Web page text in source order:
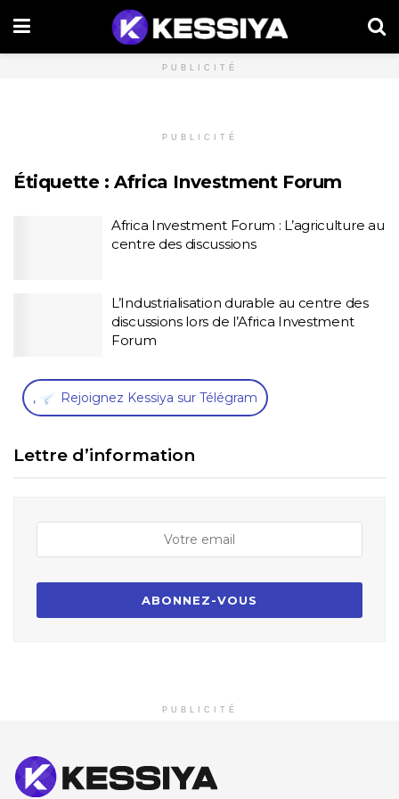
PUBLICITÉ
PUBLICITÉ
Étiquette :Africa Investment Forum
Africa Investment Forum : L’agriculture au
centre des discussions
L’Industrialisation durable au centre des
discussions lors de l’Africa Investment
Forum
, Rejoignez Kessiya sur Télégram
Lettre d’information
PUBLICITÉ